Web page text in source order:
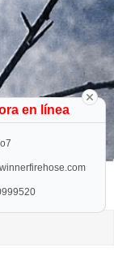
en línea